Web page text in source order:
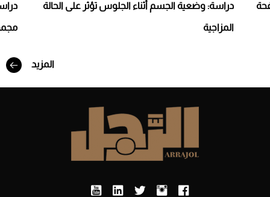
دراسة: وضعية الجسم أثناء الجلوس تؤثر على الحالة
المزاجية
المزيد